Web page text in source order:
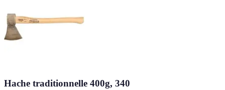
Hache traditionnelle 400g, 340